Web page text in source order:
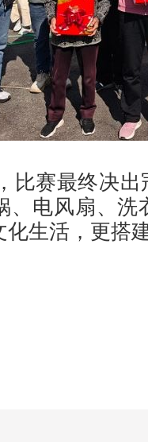
比赛最终决
、电风扇、
化生活，更搭